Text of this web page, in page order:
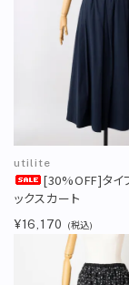
カテゴリー
お問い合わせ
特集
STAMPSについて
utilite
[30%OFF]タイ
ックスカート
¥16,170 (税込)